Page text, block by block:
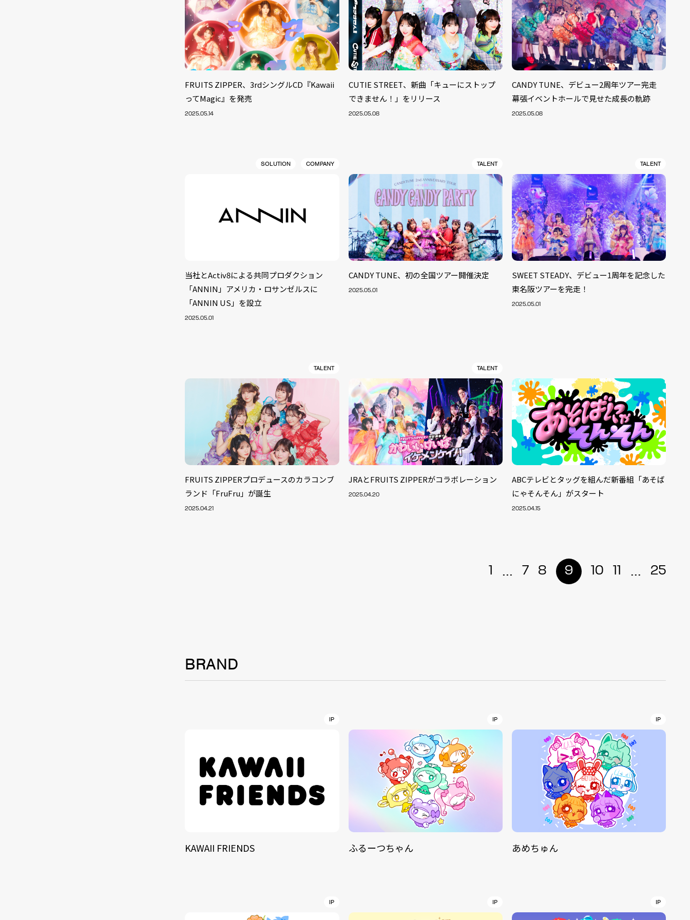
FRUITS ZIPPER、3rdシングルCD『Kawaii
ってMagic』を発売
2025.05.14
CUTIE STREET、新曲「キューにストップ
できません！」をリリース
2025.05.08
CANDY TUNE、デビュー2周年ツアー完走
幕張イベントホールで見せた成長の軌跡
2025.05.08
SOLUTION COMPANY
当社とActiv8による共同プロダクション
「ANNIN」アメリカ・ロサンゼルスに
「ANNIN US」を設立
2025.05.01
TALENT
CANDY TUNE、初の全国ツアー開催決定
2025.05.01
TALENT
SWEET STEADY、デビュー1周年を記念した
東名阪ツアーを完走！
2025.05.01
TALENT
FRUITS ZIPPERプロデュースのカラコンブ
ランド「FruFru」が誕生
2025.04.21
TALENT
JRAとFRUITS ZIPPERがコラボレーション
2025.04.20
ABCテレビとタッグを組んだ新番組「あそば
にゃそんそん」がスタート
2025.04.15
1 ... 7 8 9 10 11 ... 25
BRAND
IP
KAWAII FRIENDS
IP
ふるーつちゃん
IP
あめちゅん
IP IP IP
NEWS
SOLUTION
BRAND
CONTACT